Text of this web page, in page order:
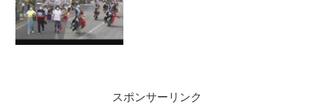
スポンサーリンク